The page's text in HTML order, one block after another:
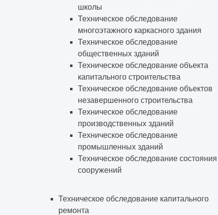
школы
Техническое обследование
многоэтажного каркасного здания
Техническое обследование
общественных зданий
Техническое обследование объекта
капитального строительства
Техническое обследование объектов
незавершенного строительства
Техническое обследование
производственных зданий
Техническое обследование
промышленных зданий
Техническое обследование состояния
сооружений
Техническое обследование капитального
ремонта